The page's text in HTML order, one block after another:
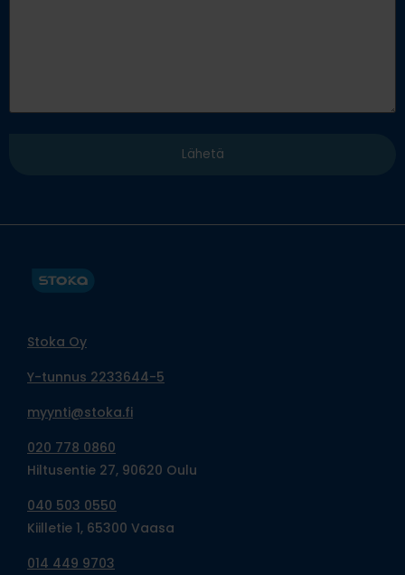
Stoka Oy
Y-tunnus 2233644-5
myynti@stoka.fi
020 778 0860
Hiltusentie 27, 90620 Oulu
040 503 0550
Kiilletie 1, 65300 Vaasa
014 449 9703